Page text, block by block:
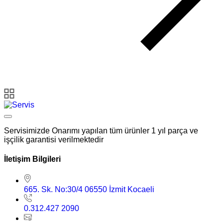
Servisimizde Onarımı yapılan tüm ürünler 1 yıl parça ve
işçilik garantisi verilmektedir
İletişim Bilgileri
665. Sk. No:30/4 06550 İzmit Kocaeli
0.312.427 2090